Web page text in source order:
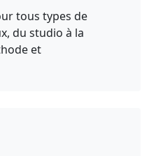
tous types de
du studio à la
et